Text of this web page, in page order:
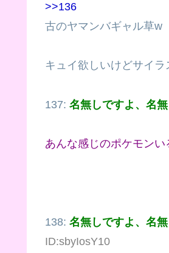
>>136
古のヤマンバギャル草w
キュイ欲しいけどサイ
137: 名無しですよ、名
あんな感じのポケモンい
138: 名無しですよ、名
ID:sbyIosY10